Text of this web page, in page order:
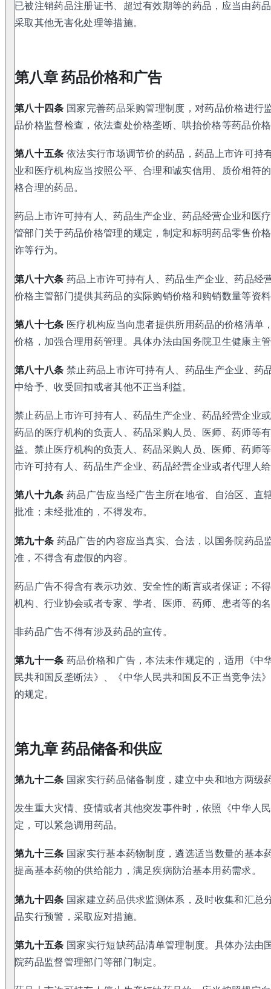
已被注销药品注册证书、超过有效期等的药品，应当由药
采取其他无害化处理等措施。
第八章 药品价格和广告
第八十四条 国家完善药品采购管理制度，对药品价格进行
品价格监督检查，依法查处价格垄断、哄抬价格等药品价
第八十五条 依法实行市场调节价的药品，药品上市许可持
业和医疗机构应当按照公平、合理和诚实信用、质价相符
格合理的药品。
药品上市许可持有人、药品生产企业、药品经营企业和医
管部门关于药品价格管理的规定，制定和标明药品零售价
诈等行为。
第八十六条 药品上市许可持有人、药品生产企业、药品经
价格主管部门提供其药品的实际购销价格和购销数量等资
第八十七条 医疗机构应当向患者提供所用药品的价格清单
价格，加强合理用药管理。具体办法由国务院卫生健康主
第八十八条 禁止药品上市许可持有人、药品生产企业、药
中给予、收受回扣或者其他不正当利益。
禁止药品上市许可持有人、药品生产企业、药品经营企业
药品的医疗机构的负责人、药品采购人员、医师、药师等
益。禁止医疗机构的负责人、药品采购人员、医师、药师
市许可持有人、药品生产企业、药品经营企业或者代理人
第八十九条 药品广告应当经广告主所在地省、自治区、直
批准；未经批准的，不得发布。
第九十条 药品广告的内容应当真实、合法，以国务院药品
准，不得含有虚假的内容。
药品广告不得含有表示功效、安全性的断言或者保证；不
机构、行业协会或者专家、学者、医师、药师、患者等的
非药品广告不得有涉及药品的宣传。
第九十一条 药品价格和广告，本法未作规定的，适用《中
民共和国反垄断法》、《中华人民共和国反不正当竞争法
的规定。
第九章 药品储备和供应
第九十二条 国家实行药品储备制度，建立中央和地方两级
发生重大灾情、疫情或者其他突发事件时，依照《中华人
定，可以紧急调用药品。
第九十三条 国家实行基本药物制度，遴选适当数量的基本
提高基本药物的供给能力，满足疾病防治基本用药需求。
第九十四条 国家建立药品供求监测体系，及时收集和汇总
品实行预警，采取应对措施。
第九十五条 国家实行短缺药品清单管理制度。具体办法由
院药品监督管理部门等部门制定。